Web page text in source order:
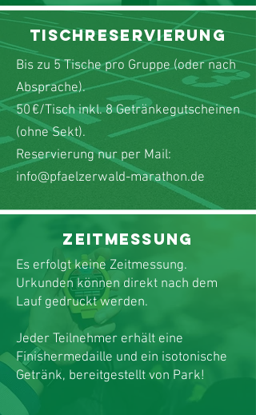
Tischreservierung
Bis zu 5 Tische pro Gruppe (oder nach
Absprache).
50 €/Tisch inkl. 8 Getränkegutscheinen
(ohne Sekt).
Reservierung nur per Mail:
info@pfaelzerwald-marathon.de
Zeitmessung
Es erfolgt keine Zeitmessung.
Urkunden können direkt nach dem
Lauf gedruckt werden.
Jeder Teilnehmer erhält eine
Finishermedaille und ein isotonische
Getränk, bereitgestellt von Park!